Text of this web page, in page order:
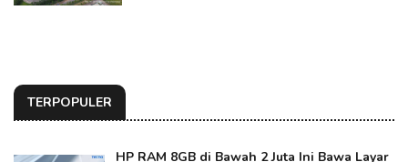
TERPOPULER
HP RAM 8GB di Bawah 2 Juta Ini Bawa Layar